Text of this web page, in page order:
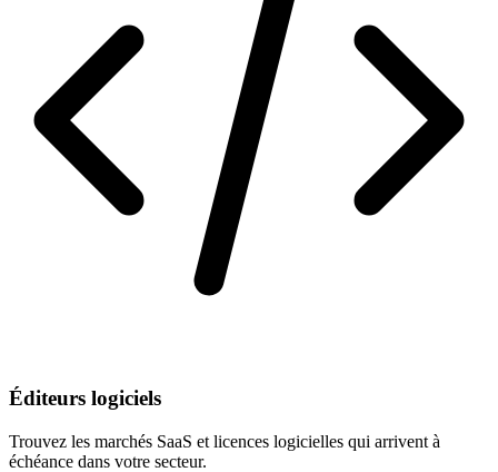
Éditeurs logiciels
Trouvez les marchés SaaS et licences logicielles qui arrivent à
échéance dans votre secteur.